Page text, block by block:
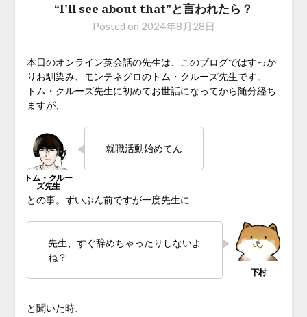
“I’ll see about that”と言われたら？
Posted on 2024年8月28日
本日のオンライン英会話の先生は、このブログではすっか
りお馴染み、モンテネグロのトム・クルーズ先生です。
トム・クルーズ先生に初めてお世話になってから随分経ち
ますが、
就職活動始めてん
との事。ずいぶん前ですが一度先生に
先生、すぐ辞めちゃったりしないよ
ね？
と聞いた時、